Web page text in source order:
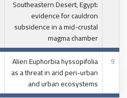
Southeastern Desert, Egypt:
evidence for cauldron
subsidence in a mid-crustal
magma chamber
9
Alien Euphorbia hyssopifolia
as a threat in arid peri-urban
and urban ecosystems